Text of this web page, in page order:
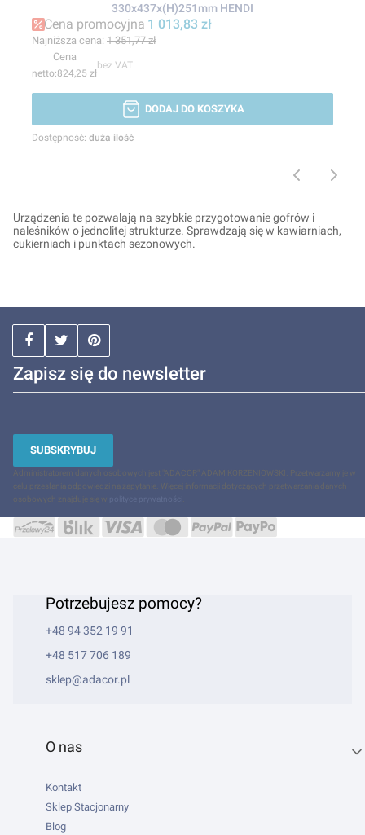
330x437x(H)251mm HENDI
Cena promocyjna 1 013,83 zł
Najniższa cena: 1 351,77 zł
Cena
824,25 zł
bez VAT
DODAJ DO KOSZYKA
Dostępność: duża ilość
Urządzenia te pozwalają na szybkie przygotowanie gofrów i
naleśników o jednolitej strukturze. Sprawdzają się w kawiarniach,
cukierniach i punktach sezonowych.
Zapisz się do newsletter
SUBSKRYBUJ
Administratorem danych osobowych jest "ADACOR" ADAM KORZENIOWSKI. Przetwarzamy je w
celu przesłania odpowiedzi na zapytanie. Więcej informacji dotyczących przetwarzania danych
osobowych znajduje się w
Potrzebujesz pomocy?
+48 94 352 19 91
+48 517 706 189
sklep@adacor.pl
Linki w stopce
O nas
Kontakt
Sklep Stacjonarny
Blog